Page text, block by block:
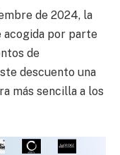
de 2024, la
acogida por parte
de
descuento una
más sencilla a los